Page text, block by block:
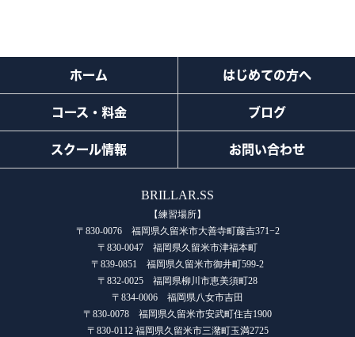
ホーム はじめての方へ
コース・料金 ブログ
スクール情報 お問い合わせ
BRILLAR.SS
【練習場所】
〒830-0076 福岡県久留米市大善寺町藤吉371−2
〒830-0047 福岡県久留米市津福本町
〒839-0851 福岡県久留米市御井町599-2
〒832-0025 福岡県柳川市恵美須町28
〒834-0006 福岡県八女市吉田
〒830-0078 福岡県久留米市安武町住吉1900
〒830-0112 福岡県久留米市三潴町玉満2725